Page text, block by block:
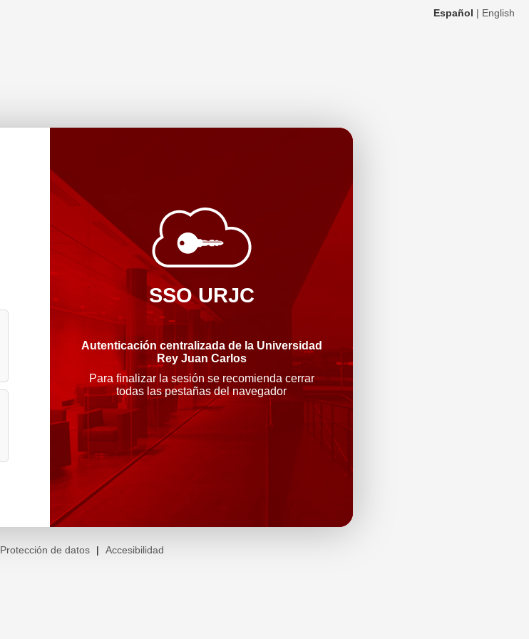
Español | English
SSO URJC
Autenticación centralizada de la Universidad
Rey Juan Carlos
Para finalizar la sesión se recomienda cerrar
todas las pestañas del navegador
Protección de datos | Accesibilidad